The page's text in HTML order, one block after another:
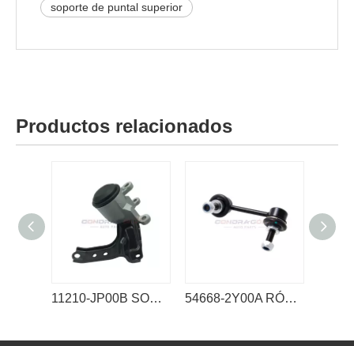
soporte de puntal superior
Productos relacionados
11210-JP00B SOPORTE DEL MOTOR NISSAN 54668-2Y00A RÓTULA DE ESTABILIZADOR DE ENLACE NISSAN